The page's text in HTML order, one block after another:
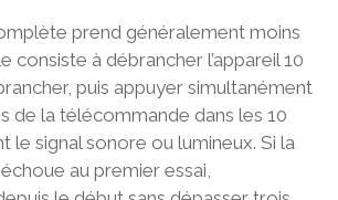
prend généralement moins
consiste à débrancher l’appareil 10
puis appuyer simultanément
de la télécommande dans les 10
le signal sonore ou lumineux. Si la
au premier essai,